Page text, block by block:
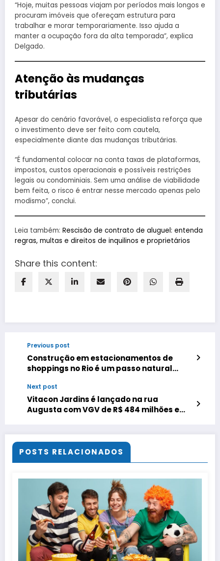
“Hoje, muitas pessoas viajam por períodos mais longos e
procuram imóveis que ofereçam estrutura para
trabalhar e morar temporariamente. Isso ajuda a
manter a ocupação fora da alta temporada”, explica
Delgado.
Atenção às mudanças
tributárias
Apesar do cenário favorável, o especialista reforça que
o investimento deve ser feito com cautela,
especialmente diante das mudanças tributárias.
“É fundamental colocar na conta taxas de plataformas,
impostos, custos operacionais e possíveis restrições
legais ou condominiais. Sem uma análise de viabilidade
bem feita, o risco é entrar nesse mercado apenas pelo
modismo”, conclui.
Leia também: Rescisão de contrato de aluguel: entenda
regras, multas e direitos de inquilinos e proprietários
Share this content:
Previous post
Construção em estacionamentos de
shoppings no Rio é um passo natural
Next post
Vitacon Jardins é lançado na rua
Augusta com VGV de R$ 484 milhões e
POSTS RELACIONADOS